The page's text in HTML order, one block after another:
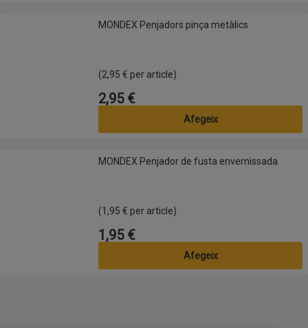
MONDEX Penjadors pinça metàlicsMONDEX Penjadors pinça metàlics
(2,95 € per article)
Preu
2,95 €
Afegeix
MONDEX Penjador de fusta envernissadaMONDEX Penjador de fusta envernissada
(1,95 € per article)
Preu
1,95 €
Afegeix